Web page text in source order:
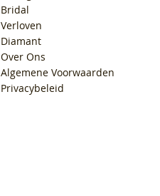
Bridal
Verloven
Diamant
Over Ons
Algemene Voorwaarden
Privacybeleid